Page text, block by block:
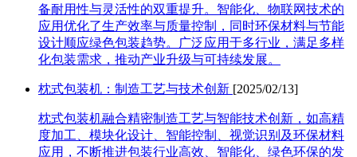
备耐用性与灵活性的双重提升。智能化、物联网技术的
应用优化了生产效率与质量控制，同时环保材料与节能
设计顺应绿色包装趋势。广泛应用于多行业，满足多样
化包装需求，推动产业升级与可持续发展。
枕式包装机：制造工艺与技术创新 [2025/02/13]
枕式包装机融合精密制造工艺与智能技术创新，如高精
度加工、模块化设计、智能控制、视觉识别及环保材料
应用，不断推进包装行业高效、智能化、绿色环保的发